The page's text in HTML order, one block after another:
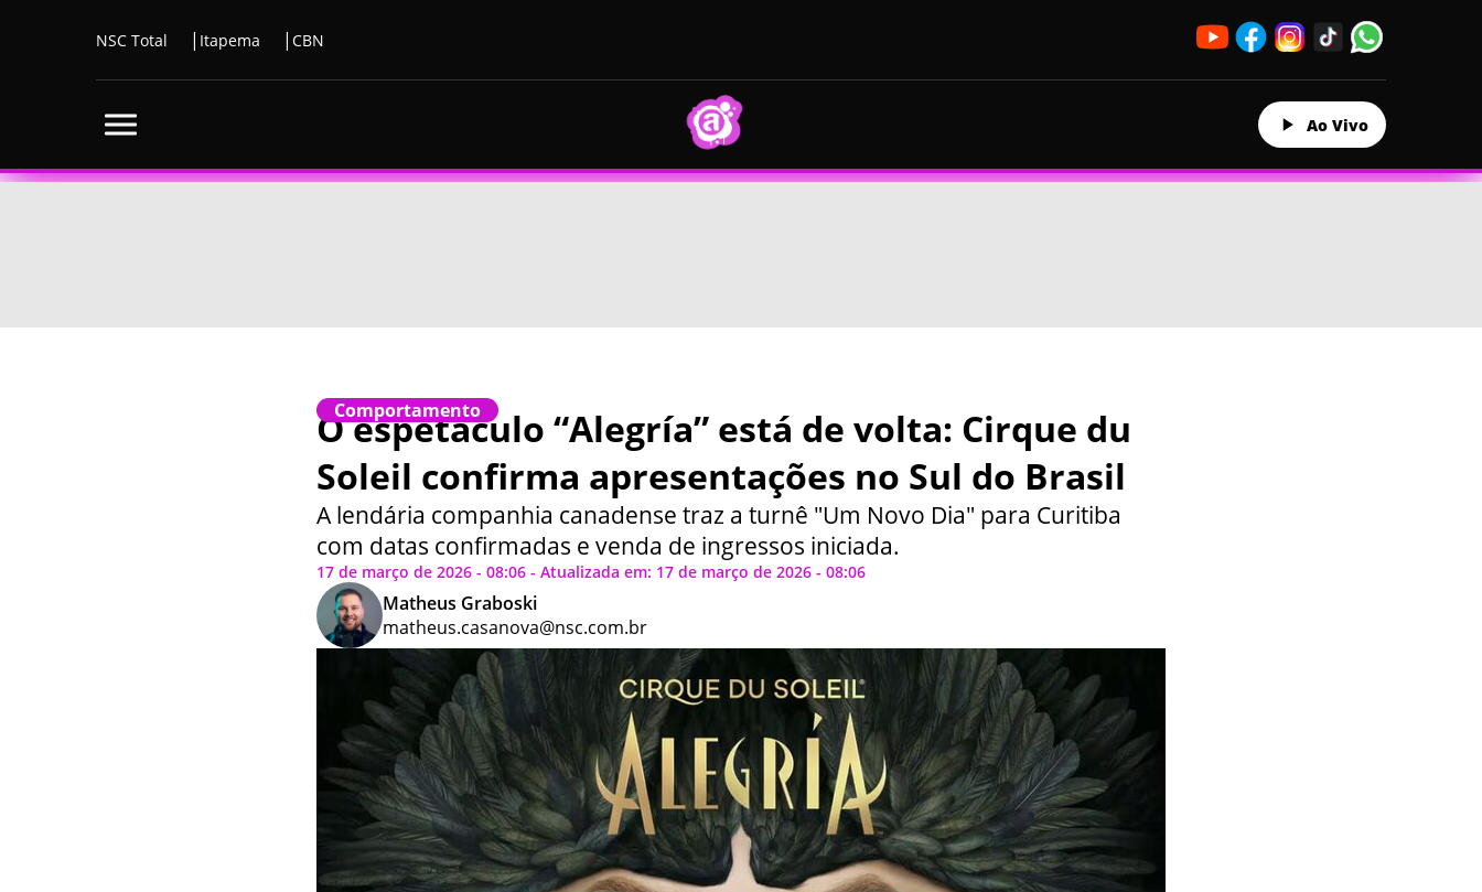
NSC Total Itapema CBN
Ao Vivo
Comportamento
O espetáculo “Alegría” está de volta: Cirque du
Soleil confirma apresentações no Sul do Brasil
A lendária companhia canadense traz a turnê "Um Novo Dia" para Curitiba
com datas confirmadas e venda de ingressos iniciada.
17 de março de 2026 - 08:06 - Atualizada em: 17 de março de 2026 - 08:06
Matheus Graboski
matheus.casanova@nsc.com.br